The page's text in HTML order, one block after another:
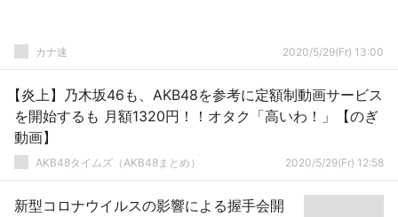
カナ速 2020/5/29(Fr) 13:00
【炎上】乃木坂46も、AKB48を参考に定額制動画サービス
を開始するも 月額1320円！！オタク「高いわ！」【のぎ
動画】
AKB48タイムズ（AKB48まとめ） 2020/5/29(Fr) 12:58
新型コロナウイルスの影響による握手会開